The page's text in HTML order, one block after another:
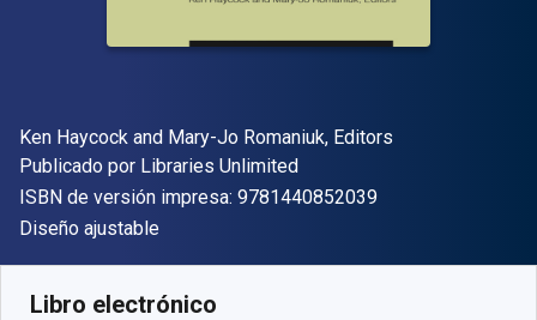
Autor(es)
Ken Haycock and Mary-Jo Romaniuk, Editors
Editor
Publicado por Libraries Unlimited
ISBN de versión impresa: 9781440852039"ISBN-13
Formato
Diseño ajustable
Libro electrónico